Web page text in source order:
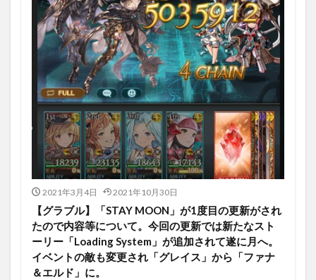
2021年3月4日 2021年10月30日
【グラブル】「STAY MOON」が1度目の更新がされ
たので内容等について。今回の更新では新たなスト
ーリー「Loading System」が追加されて遂に月へ。
イベントの敵も変更され「グレイス」から「ファナ
＆エルド」に。